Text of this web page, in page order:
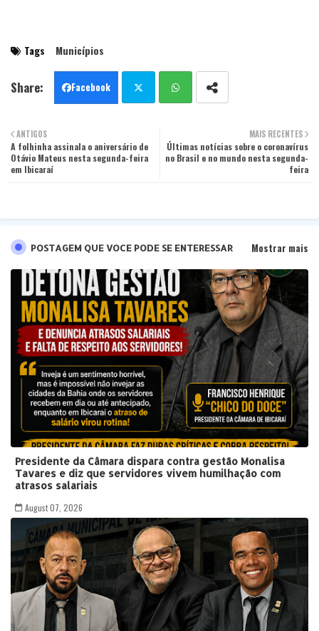
Tags Municípios
Facebook
ter tsa
MAIS RECENTES
Últimas notícias sobre o coronavírus
no Brasil e no mundo nesta segunda-
feira
ANTIGOS
A folhinha assinala o aniversário de
Otávio Mateus nesta segunda-feira
em Ibicaraí
POSTAGEM QUE VOCE PODE SE ENTERESSAR Mostrar mais
Presidente da Câmara dispara contra gestão Monalisa
Tavares e diz que servidores vivem humilhação com
atrasos salariais
August 07, 2026